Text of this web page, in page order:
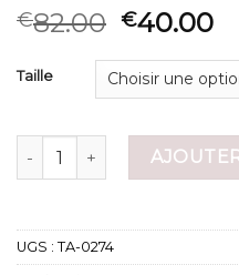
€82.00 €40.00
Taille
quantité de manteau
UGS : TA-0274